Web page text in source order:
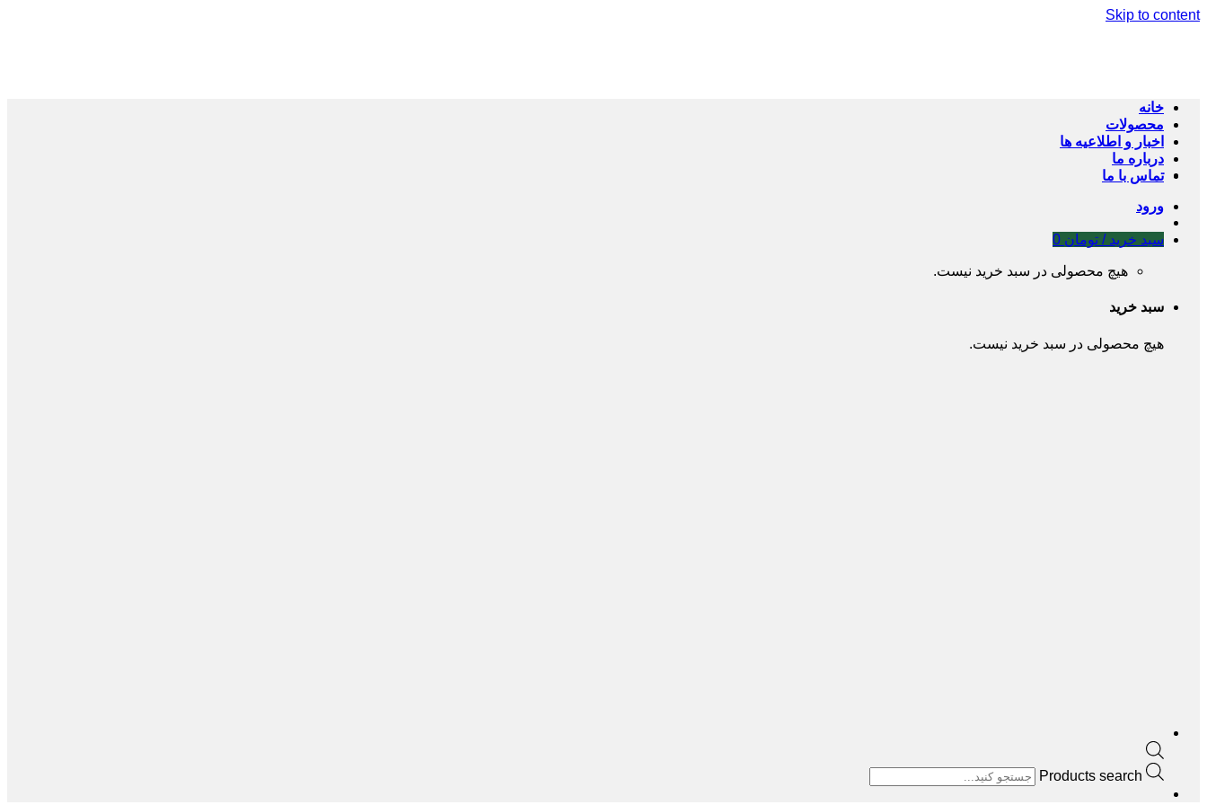
Skip to content
ورود
سبد خرید / تومان
هیچ محصولی در سبد خرید نیست.
سبد خرید
هیچ محصولی در سبد خرید نیست.
خانه
محصولات
اخبار و اطلاعیه ها
درباره ما
تماس با ما
Products search